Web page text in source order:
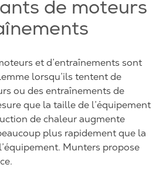
de moteurs
et d’entraînements sont
lorsqu’ils tentent de
ou des entraînements de
que la taille de l’équipement
de chaleur augmente
plus rapidement que la
Munters propose